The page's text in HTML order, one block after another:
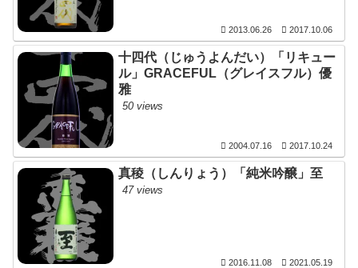
2013.06.26 2017.10.06
十四代（じゅうよんだい）「リキュー
ル」GRACEFUL（グレイスフル）優
雅
50 views
2004.07.16 2017.10.24
真稜（しんりょう）「純米吟醸」至
47 views
2016.11.08 2021.05.19